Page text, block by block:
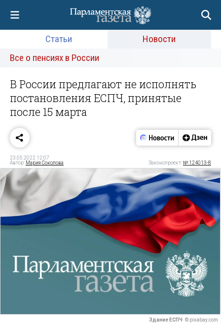
Статьи
Новости
Все о пенсиях в России
В России предлагают не исполнять
постановления ЕСПЧ, принятые
после 15 марта
23.05.2022 12:07
Автор: Мария Соколова Законопроект: № 124013-8
Здание ЕСПЧ © pixabay.com